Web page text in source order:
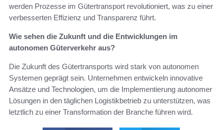
werden Prozesse im Gütertransport revolutioniert, was zu einer
verbesserten Effizienz und Transparenz führt.
Wie sehen die Zukunft und die Entwicklungen im
autonomen Güterverkehr aus?
Die Zukunft des Gütertransports wird stark von autonomen
Systemen geprägt sein. Unternehmen entwickeln innovative
Ansätze und Technologien, um die Implementierung autonomer
Lösungen in den täglichen Logistikbetrieb zu unterstützen, was
letztlich zu einer Transformation der Branche führen wird.